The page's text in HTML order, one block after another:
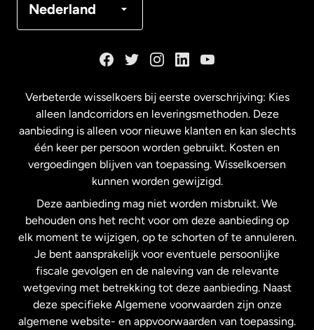
Nederland
Maleisië
Nederland
Nieuw-Zeeland
Spanje
Verenigd Koninkrijk
Verbeterde wisselkoers bij eerste overschrijving: Kies
alleen landcorridors en leveringsmethoden. Deze
aanbieding is alleen voor nieuwe klanten en kan slechts
één keer per persoon worden gebruikt. Kosten en
vergoedingen blijven van toepassing. Wisselkoersen
kunnen worden gewijzigd.
Deze aanbieding mag niet worden misbruikt. We
behouden ons het recht voor om deze aanbieding op
elk moment te wijzigen, op te schorten of te annuleren.
Je bent aansprakelijk voor eventuele persoonlijke
fiscale gevolgen en de naleving van de relevante
wetgeving met betrekking tot deze aanbieding. Naast
deze specifieke Algemene voorwaarden zijn onze
algemene website- en appvoorwaarden van toepassing.